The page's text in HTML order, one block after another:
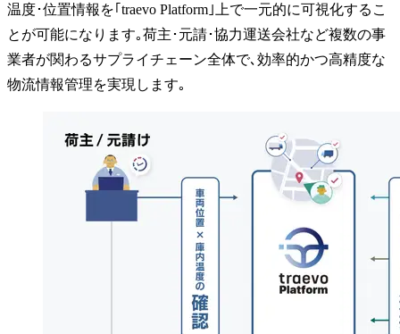
温度･位置情報を｢traevo Platform｣上で一元的に可視化するこ
とが可能になります｡荷主･元請･協力運送会社など複数の事
業者が関わるサプライチェーン全体で､効率的かつ高精度な
物流情報管理を実現します｡